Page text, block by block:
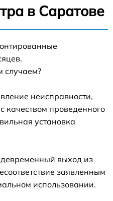
в Саратове
случаем?
неисправности,
качеством проведенного
установка
выход из
заявленным
использовании.